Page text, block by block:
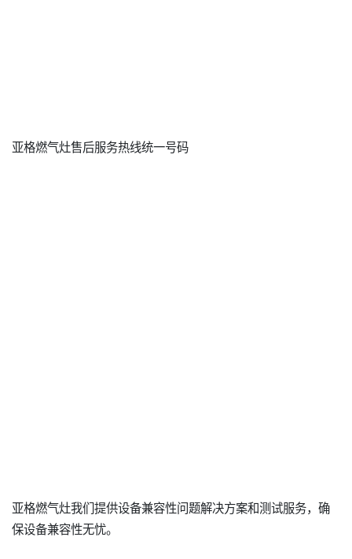
亚格燃气灶售后服务热线统一号码
亚格燃气灶我们提供设备兼容性问题解决方案和测试服务，确
保设备兼容性无忧。